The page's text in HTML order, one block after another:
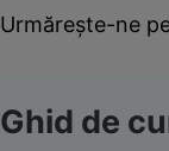
Urmărește-ne
Ghid de